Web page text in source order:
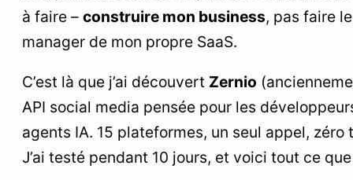
Étape 3 : Connecter un compte social
Étape 4 : Premier post via l’API
Étape 5 : Brancher le MCP Server sur Claude
Desktop
à faire – construire mon business, pas faire
manager de mon propre SaaS.
C’est là que j’ai découvert Zernio
API social media pensée pour les
agents IA. 15 plateformes, un seul appel, zéro
J’ai testé pendant 10 jours, et voici tout ce